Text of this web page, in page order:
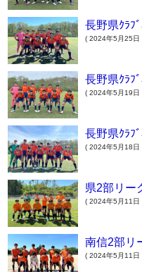
長野県ｸﾗﾌ
( 2024年5月25
長野県ｸﾗﾌ
( 2024年5月19
長野県ｸﾗﾌ
( 2024年5月18
県2部リー
( 2024年5月11
南信2部リ
( 2024年5月11